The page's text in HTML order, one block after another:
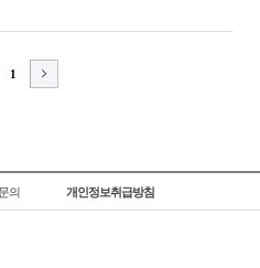
1
의 개인정보취급방침